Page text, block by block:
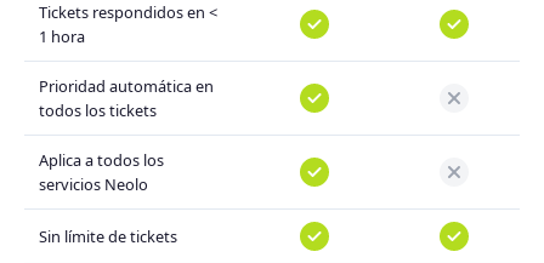
Tickets respondidos en <
1 hora
Prioridad automática en
todos los tickets
Aplica a todos los
servicios Neolo
Sin límite de tickets